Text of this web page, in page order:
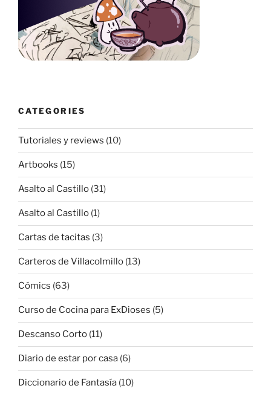
CATEGORIES
Tutoriales y reviews (10)
Artbooks (15)
Asalto al Castillo (31)
Asalto al Castillo (1)
Cartas de tacitas (3)
Carteros de Villacolmillo (13)
Cómics (63)
Curso de Cocina para ExDioses (5)
Descanso Corto (11)
Diario de estar por casa (6)
Diccionario de Fantasía (10)